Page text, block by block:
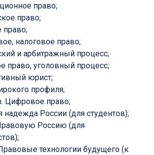
право;
право;
право;
налоговое право;
и арбитражный процесс;
право, уголовный процесс;
юрист;
профиля;
Цифровое право;
надежда России (для студентов);
Россию (для
технологии будущего (к